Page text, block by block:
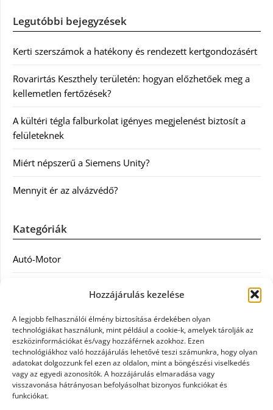
Hozzájárulás kezelése
A legjobb felhasználói élmény biztosítása érdekében olyan
technológiákat használunk, mint például a cookie-k, amelyek tárolják az
eszközinformációkat és/vagy hozzáférnek azokhoz. Ezen
technológiákhoz való hozzájárulás lehetővé teszi számunkra, hogy olyan
adatokat dolgozzunk fel ezen az oldalon, mint a böngészési viselkedés
vagy az egyedi azonosítók. A hozzájárulás elmaradása vagy
visszavonása hátrányosan befolyásolhat bizonyos funkciókat és
funkciókat.
Legutóbbi bejegyzések
Kerti szerszámok a hatékony és rendezett kertgondozásért
Rovarirtás Keszthely területén: hogyan előzhetőek meg a
kellemetlen fertőzések?
A kültéri tégla falburkolat igényes megjelenést biztosít a
felületeknek
Miért népszerű a Siemens Unity?
Mennyit ér az alvázvédő?
Kategóriák
Autó-Motor
Egészség
Egyéb
Étel
Szolgáltatás